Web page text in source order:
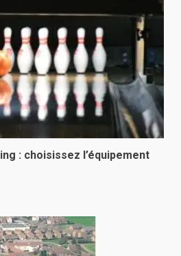
: choisissez l’équipement